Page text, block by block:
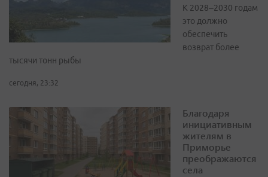
К 2028–2030 годам
это должно
обеспечить
возврат более
тысячи тонн рыбы
сегодня, 23:32
Благодаря
инициативным
жителям в
Приморье
преображаются
села